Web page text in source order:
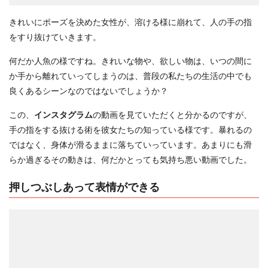
きれいにポーズを決めた女性が、溶ける様に崩れて、人の手の指
をすり抜けていきます。
何だか人魚の様ですね。きれいな物や、欲しい物は、いつの間に
か手から離れていってしまうのは、普段の私たちの生活の中でも
良くあるシーンなのではないでしょうか？
この、 インスタグラムの動画を見ていただくと分かるのですが、
手の指をする抜ける術を彼女たちの知っている様です。暴れるの
ではなく、身体が滑るままに落ちていっています。あまりにも滑
らか過ぎるその動きは、何だかとっても気持ち悪い動画でした。
押しつぶしあって表情ができる